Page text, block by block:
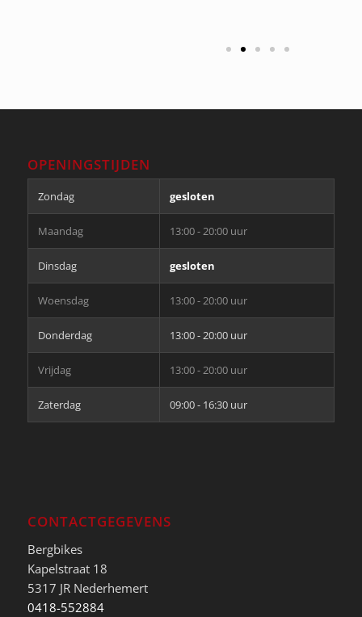
OPENINGSTIJDEN
Zondag gesloten
Maandag 13:00 - 20:00 uur
Dinsdag gesloten
Woensdag 13:00 - 20:00 uur
Donderdag 13:00 - 20:00 uur
Vrijdag 13:00 - 20:00 uur
Zaterdag 09:00 - 16:30 uur
CONTACTGEGEVENS
Bergbikes
Kapelstraat 18
5317 JR Nederhemert
0418-552884